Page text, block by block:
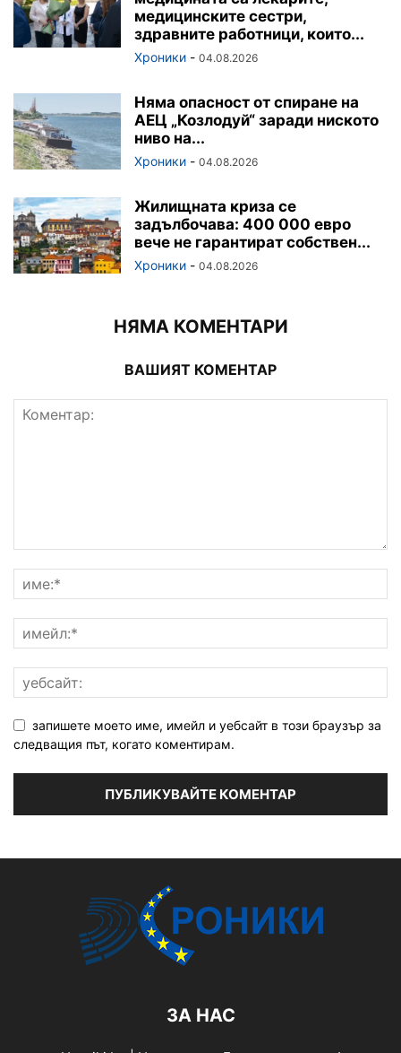
медицинските сестри,
здравните работници, които...
Хроники - 04.08.2026
Няма опасност от спиране на
АЕЦ „Козлодуй“ заради ниското
ниво на...
Хроники - 04.08.2026
Жилищната криза се
задълбочава: 400 000 евро
вече не гарантират собствен...
Хроники - 04.08.2026
НЯМА КОМЕНТАРИ
ВАШИЯТ КОМЕНТАР
запишете моето име, имейл и уебсайт в този браузър за
следващия път, когато коментирам.
ЗА НАС